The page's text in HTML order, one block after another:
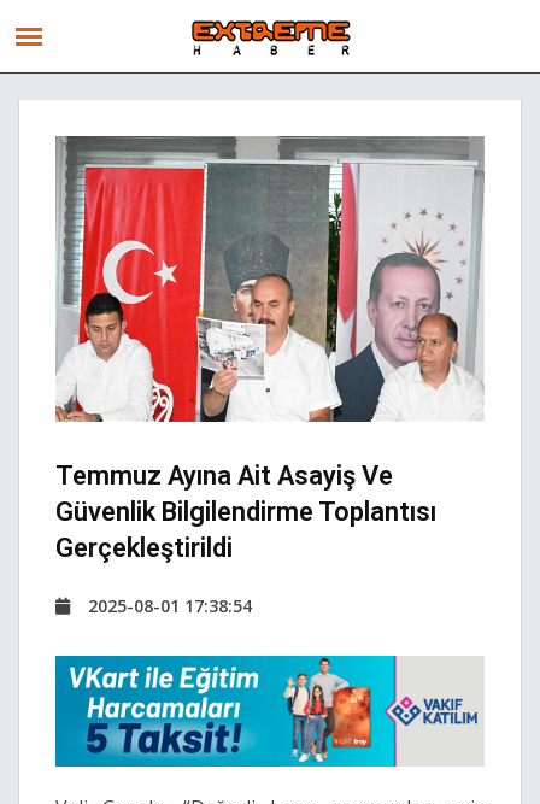
Temmuz Ayına Ait Asayiş Ve
Güvenlik Bilgilendirme Toplantısı
Gerçekleştirildi
2025-08-01 17:38:54